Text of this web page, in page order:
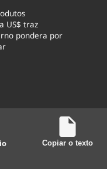
US$ traz
pondera por
Copiar o texto